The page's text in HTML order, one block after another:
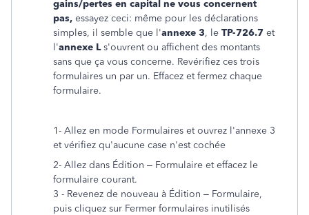
gains/pertes en capital ne vous concernent
pas, essayez ceci: même pour les déclarations
simples, il semble que l'annexe 3, le TP-726.7 et
l'annexe Ls'ouvrent ou affichent des montants
sans que ça vous concerne. Revérifiez ces trois
formulaires un par un. Effacez et fermez chaque
formulaire.
1- Allez en mode Formulaires et ouvrez l'annexe 3
et vérifiez qu'aucune case n'est cochée
2- Allez dans Édition – Formulaire et effacez le
formulaire courant.
3 - Revenez de nouveau à Édition – Formulaire,
puis cliquez sur Fermer formulaires inutilisés